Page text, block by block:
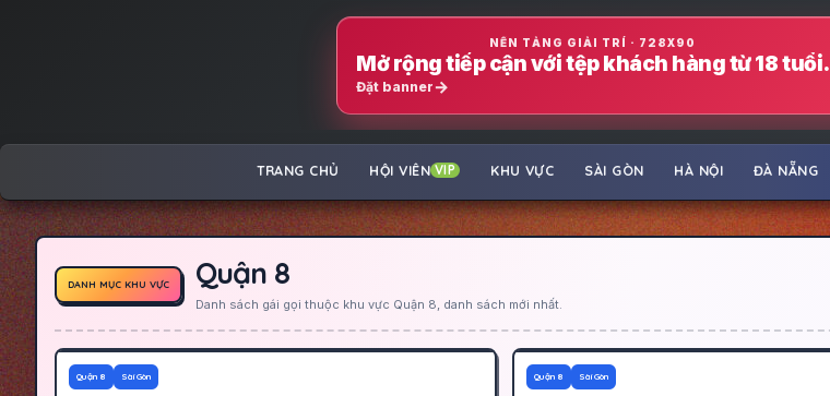
NỀN TẢNG GIẢI TRÍ · 728X90
Mở rộng tiếp cận với tệp khách hàng từ 18 tuổi.
Đặt banner
TRANG CHỦ HỘI VIÊN VIP KHU VỰC SÀI GÒN HÀ NỘI ĐÀ NẴNG
DANH MỤC KHU VỰC Quận 8
Danh sách gái gọi thuộc khu vực Quận 8, danh sách mới nhất.
250K
Quận 8 Sài Gòn 200K
Quận 8 Sài Gòn